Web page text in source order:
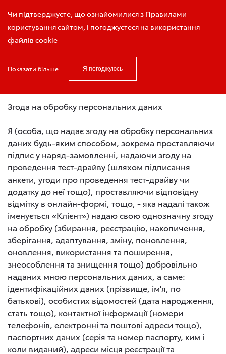
Чи підтверджуєте, що ознайомилися з Правилами
користування сайтом, і погоджуєтеся на використання
файлів cookie
Показати більше Я погоджуюсь
Запис на тест-драйв
Головна Згода на обробку персональних даних
Згода на обробку персональних даних
Я (особа, що надає згоду на обробку персональних
даних будь-яким способом, зокрема проставляючи
підпис у наряд-замовленні, надаючи згоду на
проведення тест-драйву (шляхом підписання
анкети, угоди про проведення тест-драйву чи
додатку до неї тощо), проставляючи відповідну
відмітку в онлайн-формі, тощо, - яка надалі також
іменується «Клієнт») надаю свою однозначну згоду
на обробку (збирання, реєстрацію, накопичення,
зберігання, адаптування, зміну, поновлення,
оновлення, використання та поширення,
знеособлення та знищення тощо) добровільно
наданих мною персональних даних, а саме:
ідентифікаційних даних (прізвище, ім'я, по
батькові), особистих відомостей (дата народження,
стать тощо), контактної інформації (номери
телефонів, електронні та поштові адреси тощо),
паспортних даних (серія та номер паспорту, ким і
коли виданий), адреси місця реєстрації та